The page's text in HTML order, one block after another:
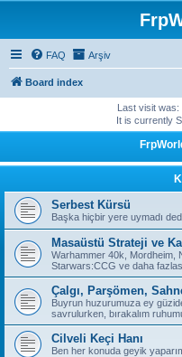
FAQ Arşiv
Board index
Last visit was:
It is currently
Serbest Kürsü
Başka hiçbir yere uymadı
Masaüstü Strateji ve
Warhammer 40k, Mordheim,
Starwars:CCG ve daha
Çalgı, Parşömen,
Buyrun huzurumuza ey
savrulurken, bırakalım
Cilveli Keçi Hanı
Ben her konuda geyik